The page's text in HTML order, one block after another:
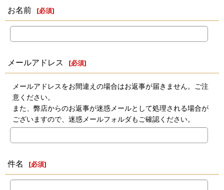
お名前 [必須]
メールアドレス [必須]
メールアドレスをお間違えの場合はお返事が届きません。ご注
意ください。
また、弊店からのお返事が迷惑メールとして処理される場合が
ございますので、迷惑メールフォルダもご確認ください。
件名 [必須]